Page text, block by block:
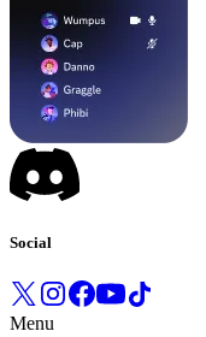
Social
Menu